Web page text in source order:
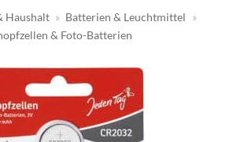
Haushalt » Batterien & Leuchtmittel »
& Foto-Batterien